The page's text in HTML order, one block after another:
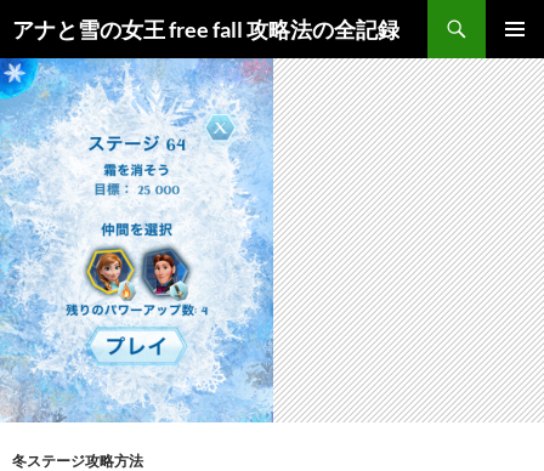
アナと雪の女王 free fall 攻略法の全記録
索
メインメ
ニュー
ン
テ
ン
ツ
へ
ス
キ
ッ
プ
冬ステージ攻略方法